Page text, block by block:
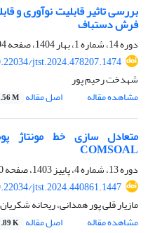
بررسی تاثیر قابلیت‌ ﻧﻮآوری و
فرش دستباف
دوره 14، شماره 1، بهار 1404، صفحه
jtst.2024.478207.1474
شهدخت رحیم پور
مشاهده مقاله
اصل مقاله M
متعادل سازی خط مونتاژ
COMSOAL
دوره 13، شماره 4، پاییز 1403، صفحه
jtst.2024.440861.1447
مازیار قلی پور همدانی، ریحانه
مشاهده مقاله
اصل مقاله K